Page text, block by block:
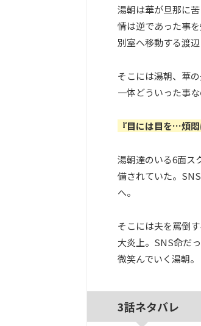
湯朝は華が旦那に
情は逆であった事
別室へ移動する渡辺
そこには湯朝、華の
一体どういった事
『目には目を…煩
湯朝達のいる6面ス
備されていた。
へ。
そこには夫を罵倒
大炎上。SNS命だ
微笑んでいく湯朝。
3話ネタバレ